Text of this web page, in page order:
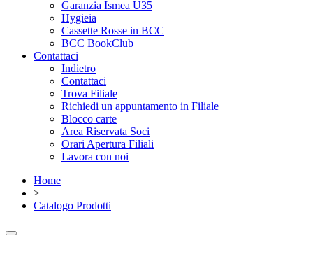
Garanzia Ismea U35
Hygieia
Cassette Rosse in BCC
BCC BookClub
Contattaci
Indietro
Contattaci
Trova Filiale
Richiedi un appuntamento in Filiale
Blocco carte
Area Riservata Soci
Orari Apertura Filiali
Lavora con noi
Home
>
Catalogo Prodotti